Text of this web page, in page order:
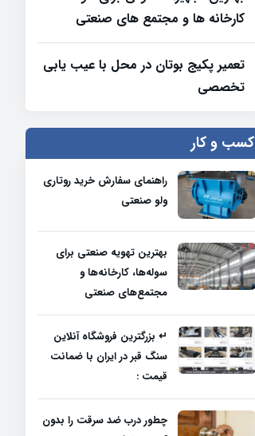
کارخانه‌ ها و مجتمع‌ های صنعتی
تعمیر پکیج بوتان در محل با عیب یابی
تخصصی
کسب و کار
راهنمای سفارش خرید روتاری
ولو صنعتی
بهترین تهویه صنعتی برای
سوله‌ها، کارخانه‌ها و
مجتمع‌های صنعتی
↵ بزرگترین فروشگاه آنلاین
سنگ قبر در ایران با ضمانت
قیمت :
چطور درب ضد سرقت را بدون